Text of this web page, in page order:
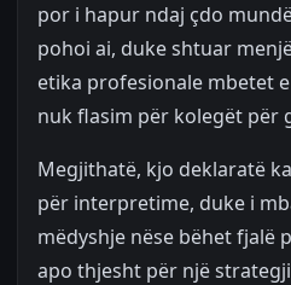
por i hapur ndaj çdo
pohoi ai, duke shtuar
etika profesionale mbetet
nuk flasim për kolegët për
Megjithatë, kjo deklaratë
për interpretime, duke i
mëdyshje nëse bëhet fjalë
apo thjesht për një